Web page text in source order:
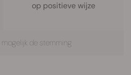
op positieve wijze
mogelijk de stemming